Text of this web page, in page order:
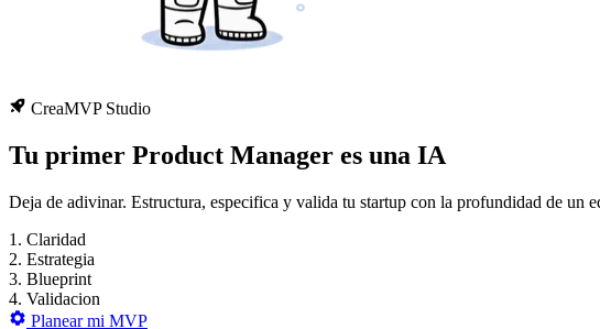
CreaMVP Studio
Tu primer Product Manager es una IA
Deja de adivinar. Estructura, especifica y valida tu startup con la profundidad de un
1. Claridad
2. Estrategia
3. Blueprint
4. Validacion
Planear mi MVP